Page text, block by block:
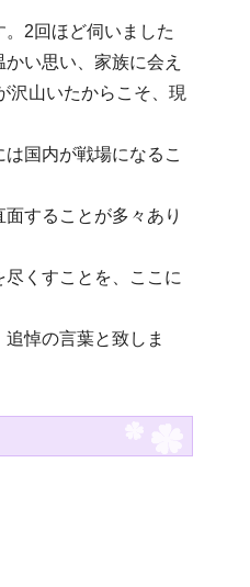
2回ほど伺いました
い思い、家族に会え
沢山いたからこそ、現
国内が戦場になるこ
することが多々あり
くすことを、ここに
悼の言葉と致しま